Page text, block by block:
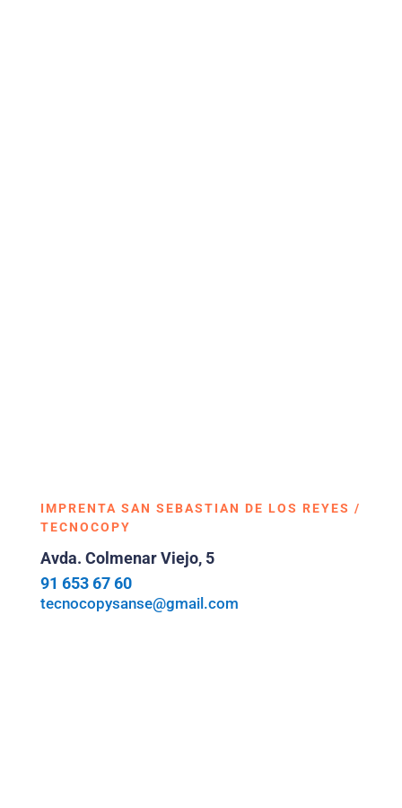
IMPRENTA SAN SEBASTIAN DE LOS REYES /
TECNOCOPY
Avda. Colmenar Viejo, 5
91 653 67 60
tecnocopysanse@gmail.com